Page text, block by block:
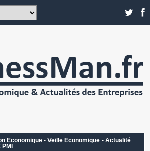
Economique - Veille Economique - Actualité